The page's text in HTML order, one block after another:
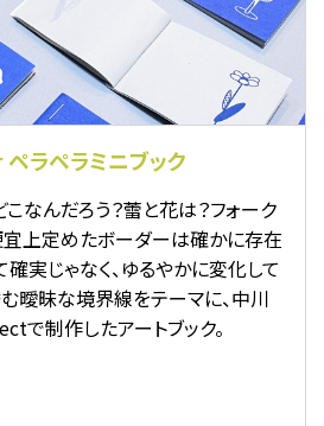
ラペラミニブック
なんだろう？蕾と花は？フォーク
宜上定めたボーダーは確かに存在
確実じゃなく、ゆるやかに変化して
曖昧な境界線をテーマに、中川
制作したアートブック。